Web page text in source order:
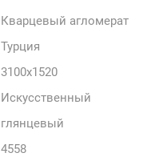
Кварцевый агломерат
Турция
3100x1520
Искусственный
глянцевый
4558